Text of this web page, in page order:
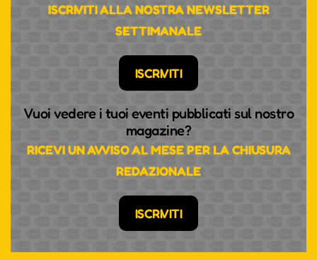
ISCRIVITI ALLA NOSTRA NEWSLETTER
SETTIMANALE
ISCRIVITI
Vuoi vedere i tuoi eventi pubblicati sul nostro
magazine?
RICEVI UN AVVISO AL MESE PER LA CHIUSURA
REDAZIONALE
ISCRIVITI